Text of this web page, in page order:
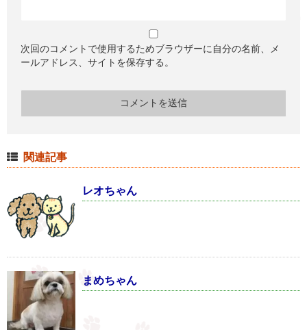
次回のコメントで使用するためブラウザーに自分の名前、メ
ールアドレス、サイトを保存する。
関連記事
レオちゃん
まめちゃん